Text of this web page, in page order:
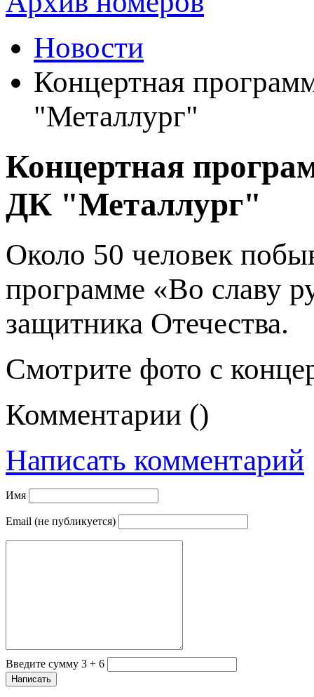
Новости
Концертная
"Металлург"
Концертная
ДК "Металлург"
Около 50 человек
программе «Во славу
защитника Отечества.
Смотрите фото с
Комментарии ()
Написать комментарий
Имя
Email (не публикуется)
Введите сумму 3 + 6